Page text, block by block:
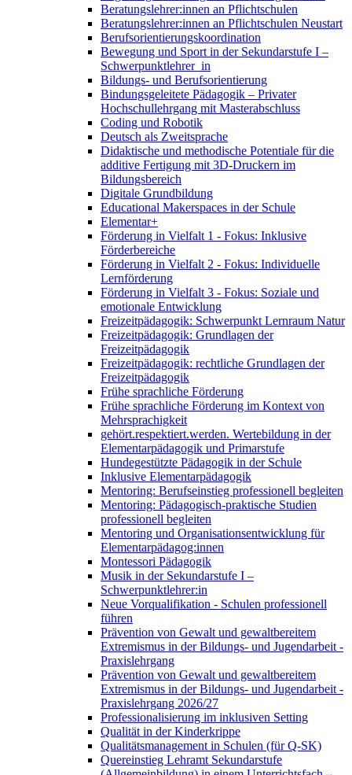
Beratungslehrer:innen an Pflichtschulen
Beratungslehrer:innen an Pflichtschulen Neustart
Berufsorientierungskoordination
Bewegung und Sport in der Sekundarstufe I –
Schwerpunktlehrer_in
Bildungs- und Berufsorientierung
Bindungsgeleitete Pädagogik – Privater
Hochschullehrgang mit Masterabschluss
Coding und Robotik
Deutsch als Zweitsprache
Didaktische und methodische Potentiale für die
additive Fertigung mit 3D-Druckern im
Bildungsbereich
Digitale Grundbildung
Educational Makerspaces in der Schule
Elementar+
Förderung in Vielfalt 1 - Fokus: Inklusive
Förderbereiche
Förderung in Vielfalt 2 - Fokus: Individuelle
Lernförderung
Förderung in Vielfalt 3 - Fokus: Soziale und
emotionale Entwicklung
Freizeitpädagogik: Schwerpunkt Lernraum Natur
Freizeitpädagogik: Grundlagen der
Freizeitpädagogik
Freizeitpädagogik: rechtliche Grundlagen der
Freizeitpädagogik
Frühe sprachliche Förderung
Frühe sprachliche Förderung im Kontext von
Mehrsprachigkeit
gehört.respektiert.werden. Wertebildung in der
Elementarpädagogik und Primarstufe
Hundegestützte Pädagogik in der Schule
Inklusive Elementarpädagogik
Mentoring: Berufseinstieg professionell begleiten
Mentoring: Pädagogisch-praktische Studien
professionell begleiten
Mentoring und Organisationsentwicklung für
Elementarpädagog:innen
Montessori Pädagogik
Musik in der Sekundarstufe I –
Schwerpunktlehrer:in
Neue Vorqualifikation - Schulen professionell
führen
Prävention von Gewalt und gewaltbereitem
Extremismus in der Bildungs- und Jugendarbeit -
Praxislehrgang
Prävention von Gewalt und gewaltbereitem
Extremismus in der Bildungs- und Jugendarbeit -
Praxislehrgang 2026/27
Professionalisierung im inklusiven Setting
Qualität in der Kinderkrippe
Qualitätsmanagement in Schulen (für Q-SK)
Quereinstieg Lehramt Sekundarstufe